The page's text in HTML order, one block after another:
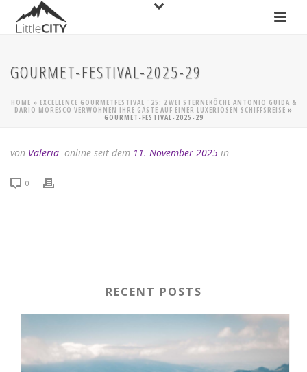
GOURMET-FESTIVAL-2025-29
HOME » EXCELLENCE GOURMETFESTIVAL ´25: ZWEI STERNEKÖCHE ANTONIO GUIDA &
DARIO MORESCO VERWÖHNEN IHRE GÄSTE AUF EINER LUXERIÖSEN SCHIFFSREISE »
GOURMET-FESTIVAL-2025-29
von Valeria online seit dem 11. November 2025 in
0
RECENT POSTS